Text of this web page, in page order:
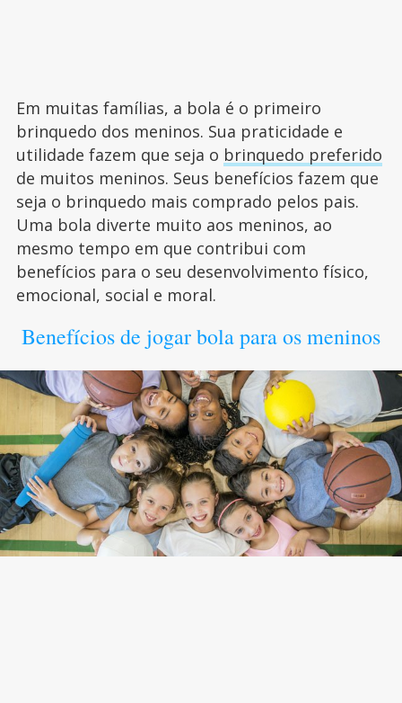
Em muitas famílias, a bola é o primeiro
brinquedo dos meninos. Sua praticidade e
utilidade fazem que seja o brinquedo preferido
de muitos meninos. Seus benefícios fazem que
seja o brinquedo mais comprado pelos pais.
Uma bola diverte muito aos meninos, ao
mesmo tempo em que contribui com
benefícios para o seu desenvolvimento físico,
emocional, social e moral.
Benefícios de jogar bola para os meninos